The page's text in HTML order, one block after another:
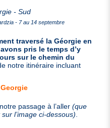
- Sud
- 7 au 14 septembre
traversé la Géorgie en
pris le temps d’y
sur le chemin du
notre itinéraire incluant
passage à l’aller(que
l’image ci-dessous)